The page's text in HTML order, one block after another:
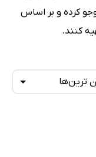
کرده و بر اساس
کنند.
ترین‌ها